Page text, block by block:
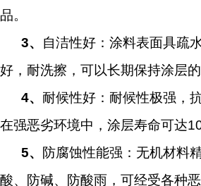
品。
3、 自洁性好：涂料表面具疏
好，耐洗擦，可以长期保持涂层的
4、 耐候性好：耐候性极强，
在强恶劣环境中，涂层寿命可达10
5、 防腐蚀性能强：无机材料
酸、防碱、防酸雨，可经受各种恶